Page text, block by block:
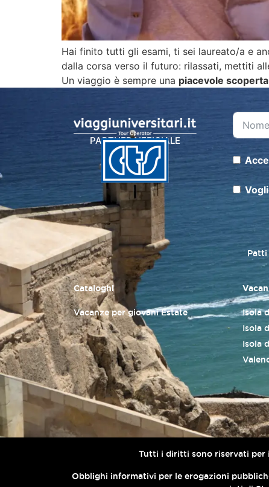
Hai finito tutti gli esami, ti sei laureato/a e
dalla corsa verso il futuro: rilassati, mettiti
Un viaggio è sempre una piacevole scoperta
PARTNER UFFICIALE
Patti
Cataloghi
Vacanze per giovani Estate
Isola
Isola
Isola
Tutti i diritti sono riservati per
Obblighi informativi per le erogazioni